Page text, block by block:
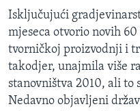
Isključujući
mjeseca otvorio novih
tvorničkoj proizvodnji i
takodjer, unajmila više
stanovništva 2010, ali to
Nedavno objavljeni